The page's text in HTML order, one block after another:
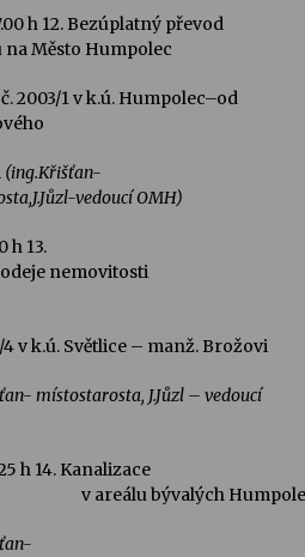
h 12. Bezúplatný převod
na Město Humpolec
2003/1 v k.ú. Humpolec–od
(ing.Křišťan-
vedoucí OMH)
h 13.
nemovitosti
4 v k.ú. Světlice – manž. Brožovi
místostarosta, J.Jůzl – vedoucí
h 14. Kanalizace
v areálu bývalých